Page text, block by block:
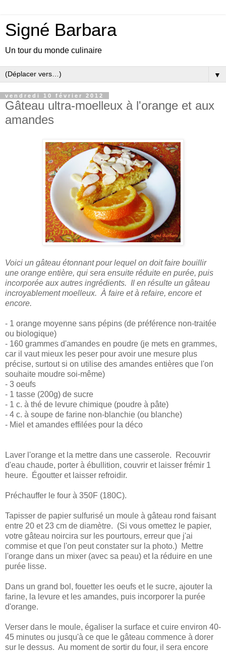
Signé Barbara
Un tour du monde culinaire
▼
vendredi 10 février 2012
Gâteau ultra-moelleux à l'orange et aux
amandes
Voici un gâteau étonnant pour lequel on doit faire bouillir
une orange entière, qui sera ensuite réduite en purée, puis
incorporée aux autres ingrédients. Il en résulte un gâteau
incroyablement moelleux. À faire et à refaire, encore et
encore.
- 1 orange moyenne sans pépins (de préférence non-traitée
ou biologique)
- 160 grammes d'amandes en poudre (je mets en grammes,
car il vaut mieux les peser pour avoir une mesure plus
précise, surtout si on utilise des amandes entières que l'on
souhaite moudre soi-même)
- 3 oeufs
- 1 tasse (200g) de sucre
- 1 c. à thé de levure chimique (poudre à pâte)
- 4 c. à soupe de farine non-blanchie (ou blanche)
- Miel et amandes effilées pour la déco
Laver l'orange et la mettre dans une casserole. Recouvrir
d'eau chaude, porter à ébullition, couvrir et laisser frémir 1
heure. Égoutter et laisser refroidir.
Préchauffer le four à 350F (180C).
Tapisser de papier sulfurisé un moule à gâteau rond faisant
entre 20 et 23 cm de diamètre. (Si vous omettez le papier,
votre gâteau noircira sur les pourtours, erreur que j'ai
commise et que l'on peut constater sur la photo.) Mettre
l'orange dans un mixer (avec sa peau) et la réduire en une
purée lisse.
Dans un grand bol, fouetter les oeufs et le sucre, ajouter la
farine, la levure et les amandes, puis incorporer la purée
d'orange.
Verser dans le moule, égaliser la surface et cuire environ 40-
45 minutes ou jusqu'à ce que le gâteau commence à dorer
sur le dessus. Au moment de sortir du four, il sera encore